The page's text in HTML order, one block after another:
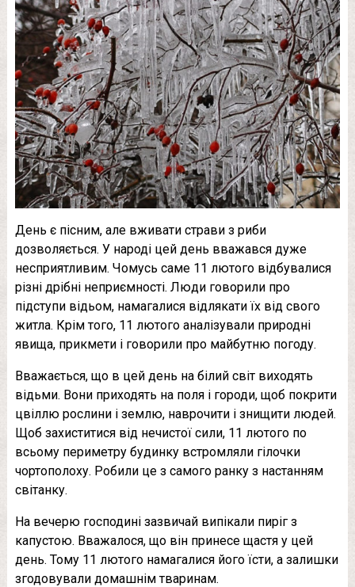
День є пісним, але вживати страви з риби
дозволяється. У народі цей день вважався дуже
несприятливим. Чомусь саме 11 лютого відбувалися
різні дрібні неприємності. Люди говорили про
підступи відьом, намагалися відлякати їх від свого
житла. Крім того, 11 лютого аналізували природні
явища, прикмети і говорили про майбутню погоду.
Вважається, що в цей день на білий світ виходять
відьми. Вони приходять на поля і городи, щоб покрити
цвіллю рослини і землю, наврочити і знищити людей.
Щоб захиститися від нечистої сили, 11 лютого по
всьому периметру будинку встромляли гілочки
чортополоху. Робили це з самого ранку з настанням
світанку.
На вечерю господині зазвичай випікали пиріг з
капустою. Вважалося, що він принесе щастя у цей
день. Тому 11 лютого намагалися його їсти, а залишки
згодовували домашнім тваринам.